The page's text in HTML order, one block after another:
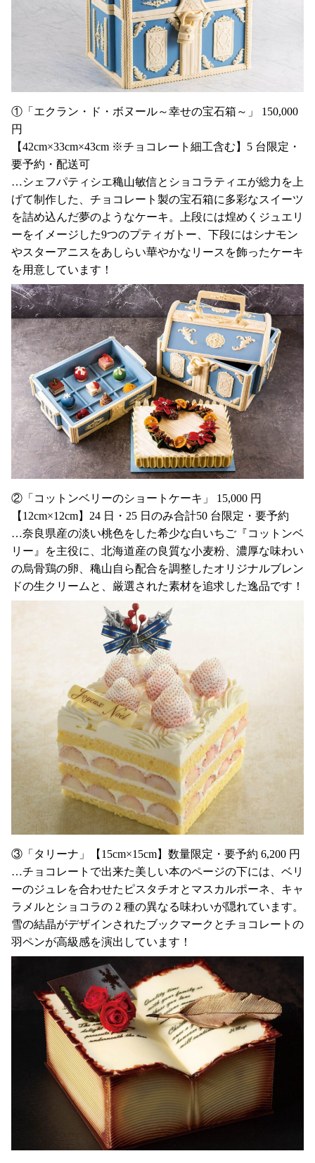
①「エクラン・ド・ボヌール～幸せの宝石箱～」 150,000
円
【42cm×33cm×43cm ※チョコレート細工含む】5 台限定・
要予約・配送可
…シェフパティシエ穐山敏信とショコラティエが総力を上
げて制作した、チョコレート製の宝石箱に多彩なスイーツ
を詰め込んだ夢のようなケーキ。上段には煌めくジュエリ
ーをイメージした9つのプティガトー、下段にはシナモン
やスターアニスをあしらい華やかなリースを飾ったケーキ
を用意しています！
②「コットンベリーのショートケーキ」 15,000 円
【12cm×12cm】24 日・25 日のみ合計50 台限定・要予約
…奈良県産の淡い桃色をした希少な白いちご『コットンベ
リー』を主役に、北海道産の良質な小麦粉、濃厚な味わい
の烏骨鶏の卵、穐山自ら配合を調整したオリジナルブレン
ドの生クリームと、厳選された素材を追求した逸品です！
③「タリーナ」【15cm×15cm】数量限定・要予約 6,200 円
…チョコレートで出来た美しい本のページの下には、ベリ
ーのジュレを合わせたピスタチオとマスカルポーネ、キャ
ラメルとショコラの 2 種の異なる味わいが隠れています。
雪の結晶がデザインされたブックマークとチョコレートの
羽ペンが高級感を演出しています！